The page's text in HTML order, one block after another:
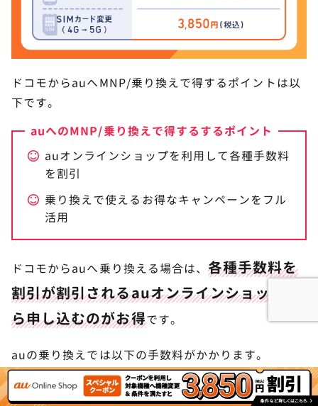
ドコモからauへMNP/乗り換えで得するポイントは以
下です。
auへのMNP/乗り換えで得するするポイント
auオンラインショップを利用して各種手数料
を割引
乗り換えで使えるお得なキャンペーンをフル
活用
ドコモからauへ乗り換える場合は、各種手数料を
割引が割引されるauオンラインショップか
ら申し込むのがお得です。
auの乗り換えでは以下の手数料がかかります。
auへの乗り換えでかかる料金